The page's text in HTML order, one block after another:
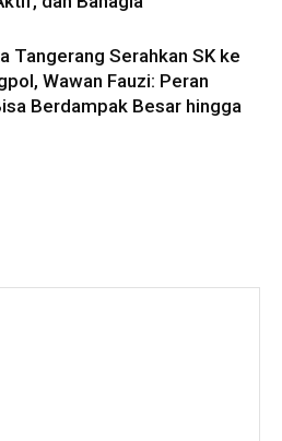
Tangerang Serahkan SK ke
Wawan Fauzi: Peran
Berdampak Besar hingga